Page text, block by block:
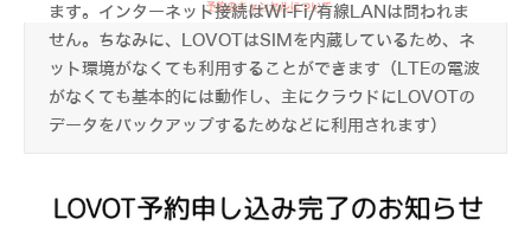
ます。インターネット接続はWi-Fi/有線LANは問われま
せん。ちなみに、LOVOTはSIMを内蔵しているため、ネ
ット環境がなくても利用することができます（LTEの電波
がなくても基本的には動作し、主にクラウドにLOVOTの
データをバックアップするためなどに利用されます）